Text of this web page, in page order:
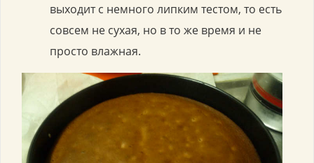
выходит с немного липким тестом, то есть
совсем не сухая, но в то же время и не
просто влажная.